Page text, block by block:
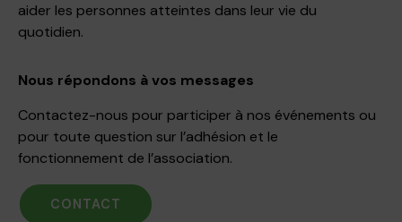
aider les personnes atteintes dans leur vie du
quotidien.
Nous répondons à vos messages
Contactez-nous pour participer à nos événements ou
pour toute question sur l’adhésion et le
fonctionnement de l’association.
CONTACT